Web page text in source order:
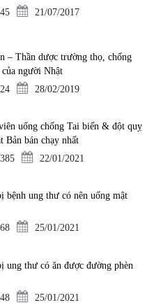
21/07/2017
– Thần dược trường thọ, chống
người Nhật
28/02/2019
uống chống Tai biến & đột quỵ
Bản bán chạy nhất
22/01/2021
bệnh ung thư có nên uống mật
25/01/2021
ung thư có ăn được đường phèn
25/01/2021